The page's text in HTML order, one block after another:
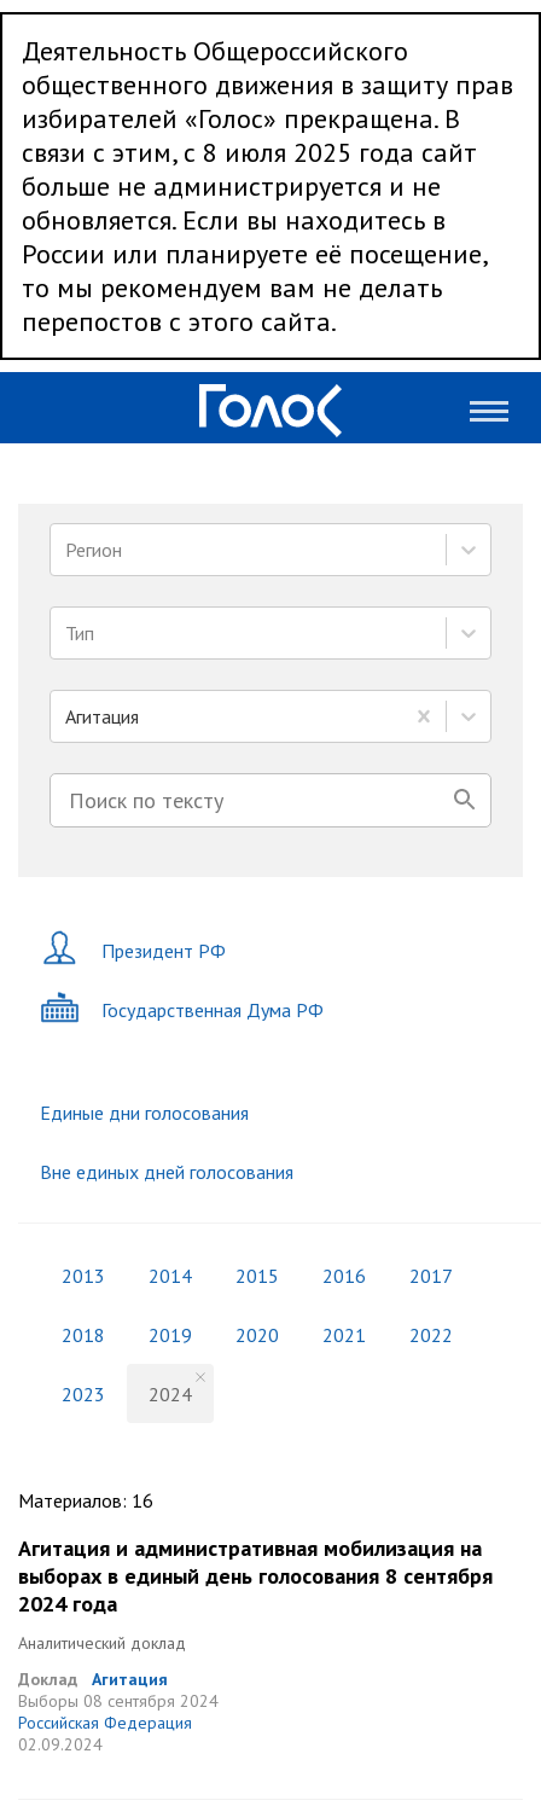
Деятельность Общероссийского
общественного движения в защиту прав
избирателей «Голос» прекращена. В
связи с этим, с 8 июля 2025 года сайт
больше не администрируется и не
обновляется. Если вы находитесь в
России или планируете её посещение,
то мы рекомендуем вам не делать
перепостов с этого сайта.
Регион
Тип
Агитация
Президент РФ
Государственная Дума РФ
Единые дни голосования
Вне единых дней голосования
2013 2014 2015 2016 2017
2018 2019 2020 2021 2022
2023 2024
Материалов: 16
Агитация и административная мобилизация на
выборах в единый день голосования 8 сентября
2024 года
Аналитический доклад
Доклад
Агитация
Выборы 08 сентября 2024
Российская Федерация
02.09.2024